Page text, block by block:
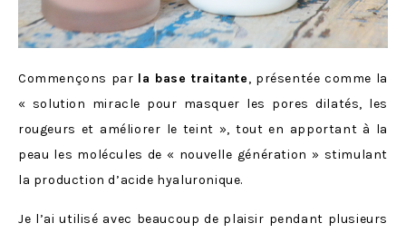
Commençons par la base traitante, présentée comme la
« solution miracle pour masquer les pores dilatés, les
rougeurs et améliorer le teint », tout en apportant à la
peau les molécules de « nouvelle génération » stimulant
la production d’acide hyaluronique.
Je l’ai utilisé avec beaucoup de plaisir pendant plusieurs